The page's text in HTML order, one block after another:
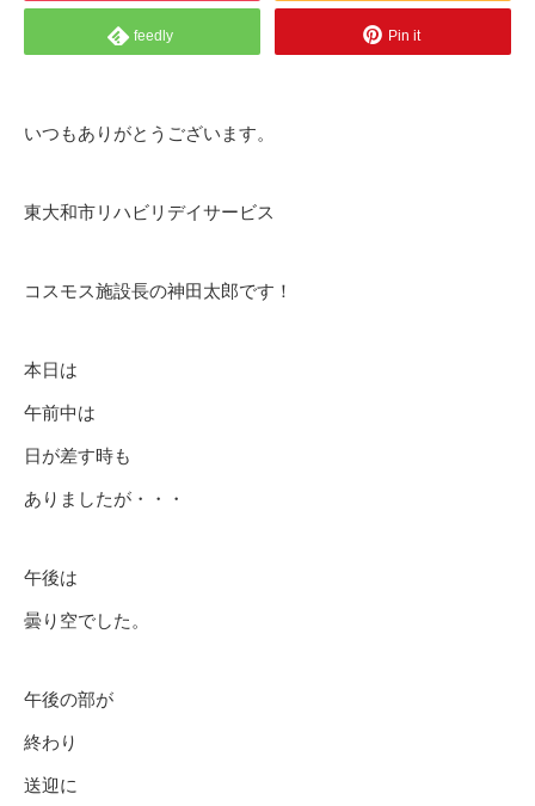
feedly Pin it
いつもありがとうございます。
東大和市リハビリデイサービス
コスモス施設長の神田太郎です！
本日は
午前中は
日が差す時も
ありましたが・・・
午後は
曇り空でした。
午後の部が
終わり
送迎に